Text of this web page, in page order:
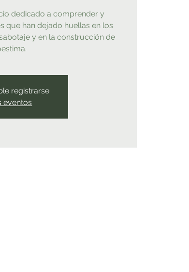
dedicado a comprender y
que han dejado huellas en los
y en la construcción de
registrarse
eventos